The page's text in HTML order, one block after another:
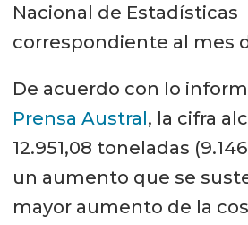
Nacional de Estadísticas
correspondiente al mes
De acuerdo con lo
Prensa Austral , la cifra
12.951,08 toneladas
un aumento que se
mayor aumento de la